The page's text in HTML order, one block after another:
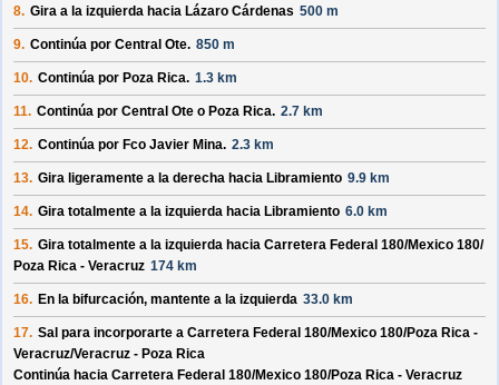
8. Gira a la izquierda hacia Lázaro Cárdenas 500 m
9. Continúa por Central Ote. 850 m
10. Continúa por Poza Rica. 1.3 km
11. Continúa por Central Ote o Poza Rica. 2.7 km
12. Continúa por Fco Javier Mina. 2.3 km
13. Gira ligeramente a la derecha hacia Libramiento 9.9 km
14. Gira totalmente a la izquierda hacia Libramiento 6.0 km
15. Gira totalmente a la izquierda hacia Carretera Federal 180/Mexico 180/
Poza Rica - Veracruz 174 km
16. En la bifurcación, mantente a la izquierda 33.0 km
17. Sal para incorporarte a Carretera Federal 180/Mexico 180/Poza Rica -
Veracruz/Veracruz - Poza Rica
Continúa hacia Carretera Federal 180/Mexico 180/Poza Rica - Veracruz